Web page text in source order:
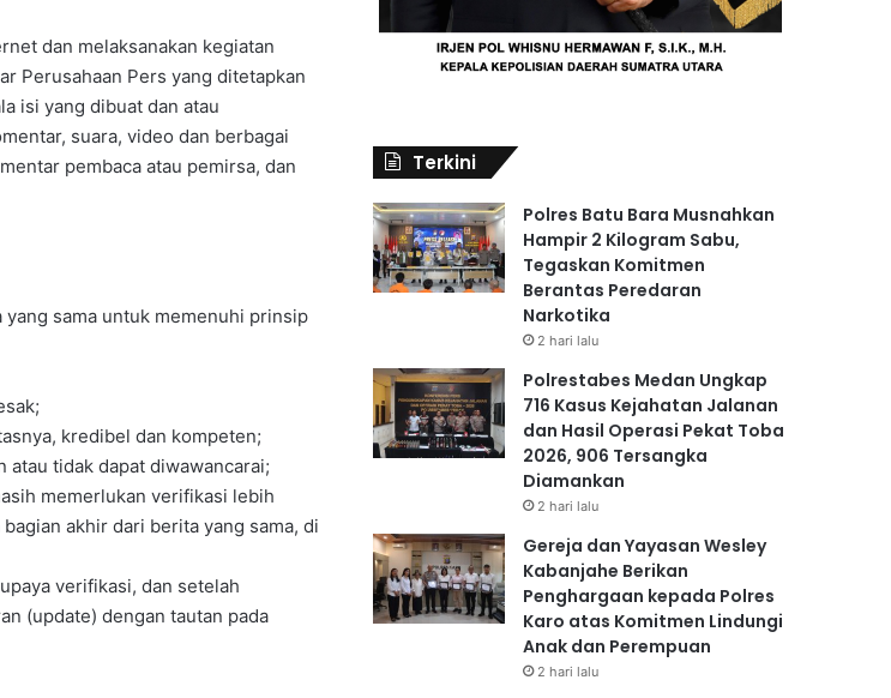
dan melaksanakan kegiatan
Perusahaan Pers yang ditetapkan
isi yang dibuat dan atau
suara, video dan berbagai
pembaca atau pemirsa, dan
sama untuk memenuhi prinsip
kredibel dan kompeten;
tidak dapat diwawancarai;
memerlukan verifikasi lebih
akhir dari berita yang sama, di
verifikasi, dan setelah
(update) dengan tautan pada
Terkini
Polres Batu Bara Musnahkan
Hampir 2 Kilogram Sabu,
Tegaskan Komitmen
Berantas Peredaran
Narkotika
2 hari lalu
Polrestabes Medan Ungkap
716 Kasus Kejahatan Jalanan
dan Hasil Operasi Pekat Toba
2026, 906 Tersangka
Diamankan
2 hari lalu
Gereja dan Yayasan Wesley
Kabanjahe Berikan
Penghargaan kepada Polres
Karo atas Komitmen Lindungi
Anak dan Perempuan
2 hari lalu